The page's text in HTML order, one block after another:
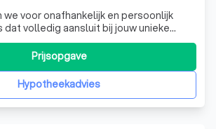
we voor onafhankelijk en persoonlijk
volledig aansluit bij jouw unieke
Als ervaren tussenpersoon vergelijken
bij diverse hypotheekverstrekkers
voor jou te vinden. Of je nu een
Hypotheekadvies
Prijsopgave